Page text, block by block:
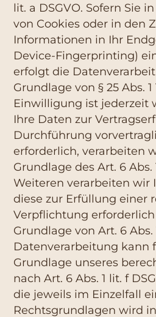
lit. a DSGVO. Sofern Sie
von Cookies oder in den
Informationen in Ihr
Device-Fingerprinting)
erfolgt die
Grundlage von § 25 Abs.
Einwilligung ist jederzeit
Ihre Daten zur
Durchführung
erforderlich, verarbeiten
Grundlage des Art. 6 Abs.
Weiteren verarbeiten wir
diese zur Erfüllung einer
Verpflichtung
Grundlage von Art. 6 Abs.
Datenverarbeitung kann
Grundlage unseres
nach Art. 6 Abs. 1 lit. f
die jeweils im Einzelfall
Rechtsgrundlagen wird